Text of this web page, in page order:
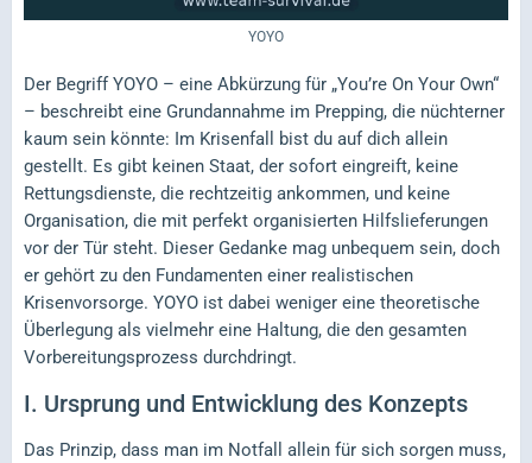
YOYO
Der Begriff YOYO – eine Abkürzung für „You’re On Your Own“
– beschreibt eine Grundannahme im Prepping, die nüchterner
kaum sein könnte: Im Krisenfall bist du auf dich allein
gestellt. Es gibt keinen Staat, der sofort eingreift, keine
Rettungsdienste, die rechtzeitig ankommen, und keine
Organisation, die mit perfekt organisierten Hilfslieferungen
vor der Tür steht. Dieser Gedanke mag unbequem sein, doch
er gehört zu den Fundamenten einer realistischen
Krisenvorsorge. YOYO ist dabei weniger eine theoretische
Überlegung als vielmehr eine Haltung, die den gesamten
Vorbereitungsprozess durchdringt.
I. Ursprung und Entwicklung des Konzepts
Das Prinzip, dass man im Notfall allein für sich sorgen muss,